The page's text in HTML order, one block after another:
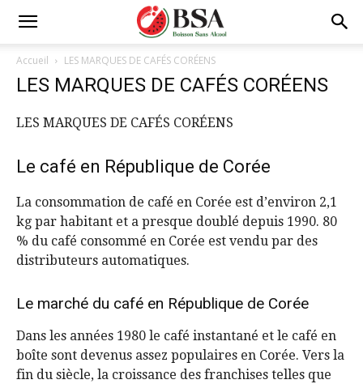
Accueil LES MARQUES DE CAFÉS CORÉENS
LES MARQUES DE CAFÉS CORÉENS
LES MARQUES DE CAFÉS CORÉENS
Le café en République de Corée
La consommation de café en Corée est d’environ 2,1
kg par habitant et a presque doublé depuis 1990. 80
% du café consommé en Corée est vendu par des
distributeurs automatiques.
Le marché du café en République de Corée
Dans les années 1980 le café instantané et le café en
boîte sont devenus assez populaires en Corée. Vers la
fin du siècle, la croissance des franchises telles que